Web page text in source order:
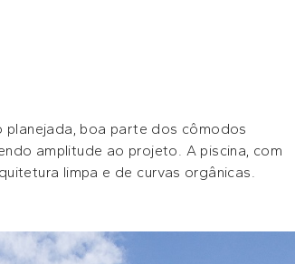
planejada, boa parte dos cômodos
amplitude ao projeto. A piscina, com
limpa e de curvas orgânicas.